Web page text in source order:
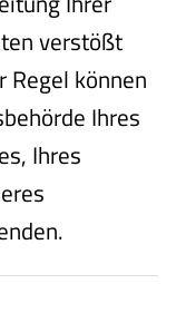
verstößt
Regel können
Ihres
Ihres